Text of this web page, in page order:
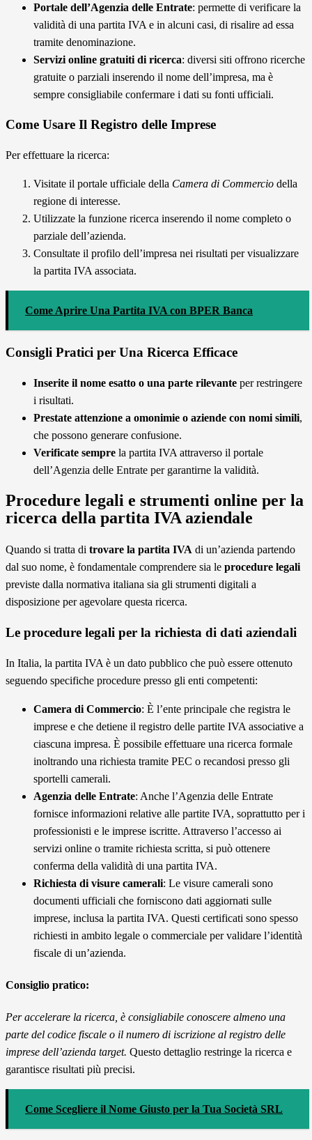
Portale dell’Agenzia delle Entrate: permette di verificare la
validità di una partita IVA e in alcuni casi, di risalire ad essa
tramite denominazione.
Servizi online gratuiti di ricerca: diversi siti offrono ricerche
gratuite o parziali inserendo il nome dell’impresa, ma è
sempre consigliabile confermare i dati su fonti ufficiali.
Come Usare Il Registro delle Imprese
Per effettuare la ricerca:
Visitate il portale ufficiale della Camera di Commercio della
regione di interesse.
Utilizzate la funzione ricerca inserendo il nome completo o
parziale dell’azienda.
Consultate il profilo dell’impresa nei risultati per visualizzare
la partita IVA associata.
Come Aprire Una Partita IVA con BPER Banca
Consigli Pratici per Una Ricerca Efficace
Inserite il nome esatto o una parte rilevante per restringere
i risultati.
Prestate attenzione a omonimie o aziende con nomi simili,
che possono generare confusione.
Verificate sempre la partita IVA attraverso il portale
dell’Agenzia delle Entrate per garantirne la validità.
Procedure legali e strumenti online per la
ricerca della partita IVA aziendale
Quando si tratta di trovare la partita IVA di un’azienda partendo
dal suo nome, è fondamentale comprendere sia le procedure legali
previste dalla normativa italiana sia gli strumenti digitali a
disposizione per agevolare questa ricerca.
Le procedure legali per la richiesta di dati aziendali
In Italia, la partita IVA è un dato pubblico che può essere ottenuto
seguendo specifiche procedure presso gli enti competenti:
Camera di Commercio: È l’ente principale che registra le
imprese e che detiene il registro delle partite IVA associative a
ciascuna impresa. È possibile effettuare una ricerca formale
inoltrando una richiesta tramite PEC o recandosi presso gli
sportelli camerali.
Agenzia delle Entrate: Anche l’Agenzia delle Entrate
fornisce informazioni relative alle partite IVA, soprattutto per i
professionisti e le imprese iscritte. Attraverso l’accesso ai
servizi online o tramite richiesta scritta, si può ottenere
conferma della validità di una partita IVA.
Richiesta di visure camerali: Le visure camerali sono
documenti ufficiali che forniscono dati aggiornati sulle
imprese, inclusa la partita IVA. Questi certificati sono spesso
richiesti in ambito legale o commerciale per validare l’identità
fiscale di un’azienda.
Consiglio pratico:
Per accelerare la ricerca, è consigliabile conoscere almeno una
parte del codice fiscale o il numero di iscrizione al registro delle
imprese dell’azienda target. Questo dettaglio restringe la ricerca e
garantisce risultati più precisi.
Come Scegliere il Nome Giusto per la Tua Società SRL